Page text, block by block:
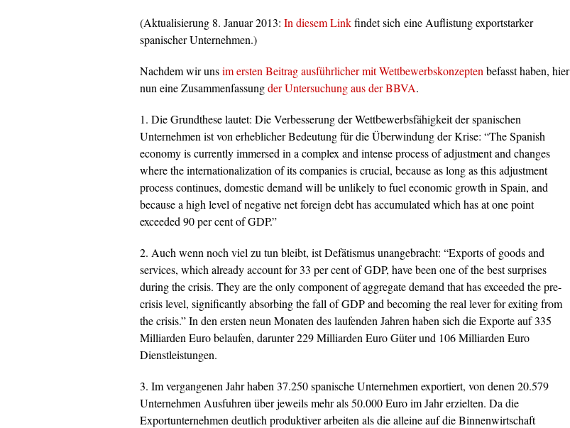
(Aktualisierung 8. Januar 2013: In diesem Linkfindet sich eine Auflistung exportstarker
spanischer Unternehmen.)
Nachdem wir unsim ersten Beitrag ausführlicher mit Wettbewerbskonzepten befasst haben, hier
nun eine Zusammenfassungder Untersuchung aus der BBVA.
1. Die Grundthese lautet: Die Verbesserung der Wettbewerbsfähigkeit der spanischen
Unternehmen ist von erheblicher Bedeutung für die Überwindung der Krise: “The Spanish
economy is currently immersed in a complex and intense process of adjustment and changes
where the internationalization of its companies is crucial, because as long as this adjustment
process continues, domestic demand will be unlikely to fuel economic growth in Spain, and
because a high level of negative net foreign debt has accumulated which has at one point
exceeded 90 per cent of GDP.”
2. Auch wenn noch viel zu tun bleibt, ist Defätismus unangebracht: “Exports of goods and
services, which already account for 33 per cent of GDP, have been one of the best surprises
during the crisis. They are the only component of aggregate demand that has exceeded the pre-
crisis level, significantly absorbing the fall of GDP and becoming the real lever for exiting from
the crisis.”In den ersten neun Monaten des laufenden Jahren haben sich die Exporte auf 335
Milliarden Euro belaufen, darunter 229 Milliarden Euro Güter und 106 Milliarden Euro
Dienstleistungen.
3. Im vergangenen Jahr haben 37.250 spanische Unternehmen exportiert, von denen 20.579
Unternehmen Ausfuhren über jeweils mehr als 50.000 Euro im Jahr erzielten. Da die
Exportunternehmen deutlich produktiver arbeiten als die alleine auf die Binnenwirtschaft